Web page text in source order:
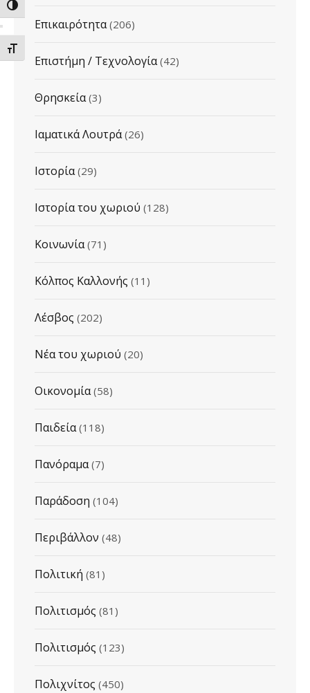
ΕΝΑΛΛΑΓΗ ΥΨΗΛΗΣ ΑΝΤΙΘΕΣΗΣ
ΕΝΑΛΛΑΓΗ ΜΕΓΕΘΟΥΣ ΓΡΑΜΜΑΤΩΝ
Επικαιρότητα(206)
Επιστήμη / Τεχνολογία(42)
Θρησκεία(3)
Ιαματικά Λουτρά(26)
Ιστορία(29)
Ιστορία του χωριού (128)
Κοινωνία(71)
Κόλπος Καλλονής (11)
Λέσβος (202)
Νέα του χωριού (20)
Οικονομία(58)
Παιδεία(118)
Πανόραμα(7)
Παράδοση (104)
Περιβάλλον (48)
Πολιτική (81)
Πολιτισμός (81)
Πολιτισμός (123)
Πολιχνίτος (450)